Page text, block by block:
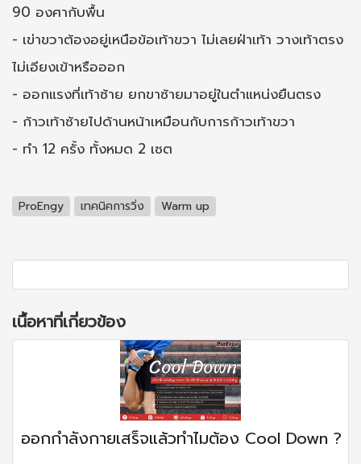
90 องศากับพื้น
- เข่าขวาต้องอยู่เหนือข้อเท้าขวา ไม่เลยฝ่าเท้า วางเท้าตรง
ไม่เอียงเข้าหรือออก
- ออกแรงที่เท้าซ้าย ยกขาซ้ายมาอยู่ในตำแหน่งยืนตรง
- ก้าวเท้าซ้ายไปด้านหน้าเหมือนกับการก้าวเท้าขวา
- ทำ 12 ครั้ง ทั้งหมด 2 เซต
ProEngy เทคนิคการวิ่ง Warm up
เนื้อหาที่เกี่ยวข้อง
ออกกำลังกายเสร็จแล้วทำไมต้อง Cool Down ?